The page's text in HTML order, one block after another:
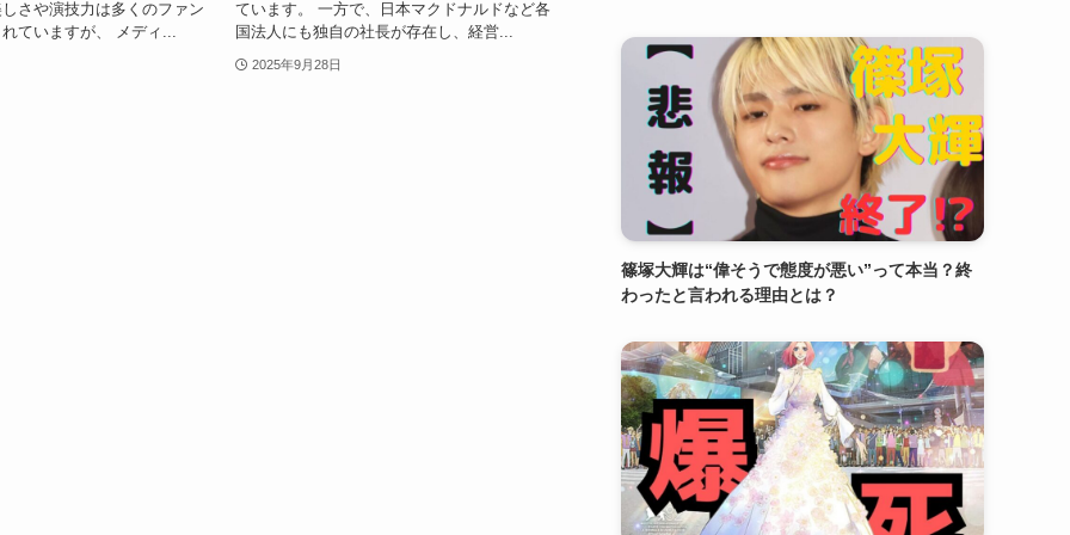
さや演技力は多くのファン
ていますが、 メディ...
ています。 一方で、日本マクドナルドなど各
国法人にも独自の社長が存在し、経営...
2025年9月28日
篠塚大輝は“偉そうで態度が悪い”って本当？終
わったと言われる理由とは？